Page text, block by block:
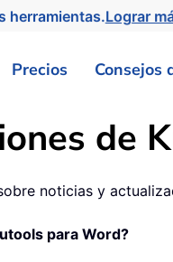
herramientas.Lograr
Precios Consejos
de
noticias y
para Word?